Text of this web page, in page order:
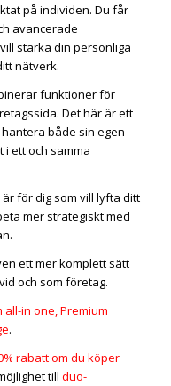
på individen. Du får
avancerade
stärka din personliga
nätverk.
funktioner för
Det här är ett
både sin egen
ett och samma
är för dig som vill lyfta ditt
mer strategiskt med
ett mer komplett sätt
och som företag.
all-in one,Premium
.
rabatt om du köper
till duo-